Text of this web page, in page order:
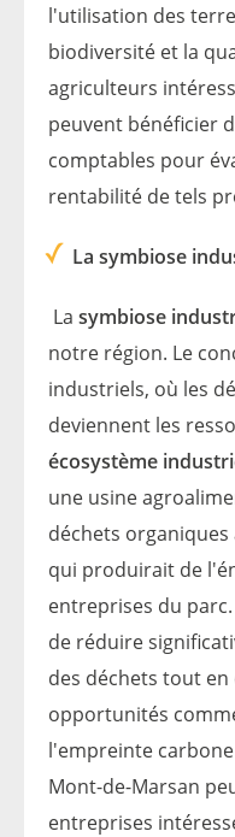
l'utilisation des
biodiversité et la
agriculteurs
peuvent bénéficier
comptables pour
rentabilité de tels
La symbiose
La symbiose
notre région. Le
industriels, où les
deviennent les
écosystème
une usine
déchets
qui produirait de
entreprises du
de réduire
des déchets tout
opportunités
l'empreinte
Mont-de-Marsan
entreprises